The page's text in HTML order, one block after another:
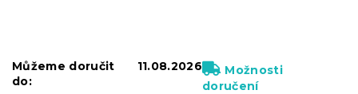
Můžeme doručit
do:
11.08.2026
Možnosti
doručení